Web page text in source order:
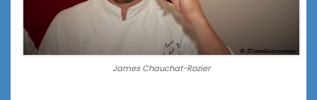
James Chauchat-Rozier